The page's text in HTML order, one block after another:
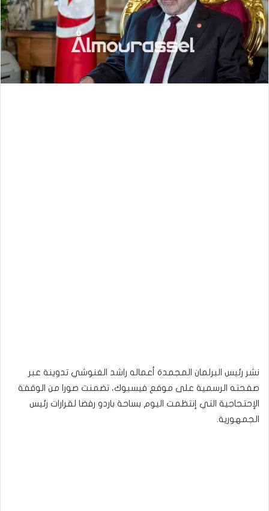
نشر رئيس البرلمان المجمدة أعماله راشد الغنوشي تدوينة عبر
صفحته الرسمية على موقع فيسبوك، تضمنت صورا من الوقفة
الإحتجاجية التي إنتظمت اليوم بساحة باردو رفضا لقرارات رئيس
الجمهورية.